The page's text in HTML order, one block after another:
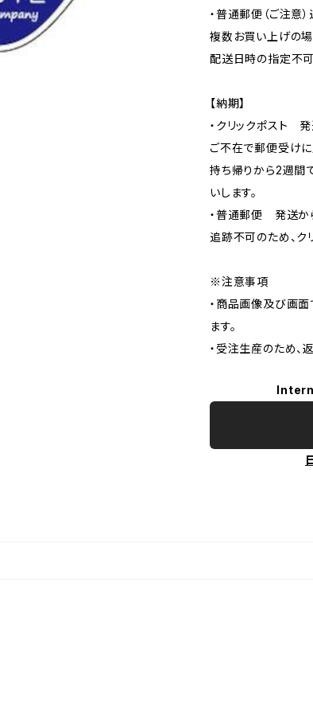
・普通郵便（ご注意
複数お買い上げの
配送日時の指定不可
【納期】
・クリックポスト
ご不在で郵便受け
持ち帰りから2週間
いします。
・普通郵便 発送か
追跡不可のため、ク
※注意事項
・商品画像及び画
ます。
・受注生産のため、